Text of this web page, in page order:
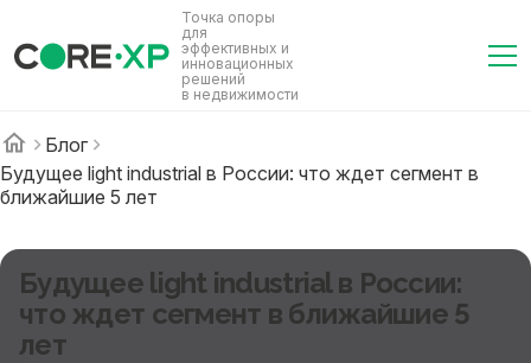
Точка опоры
для
эффективных и
инновационных
решений
в недвижимости
Блог
Будущее light industrial в России: что ждет сегмент в
ближайшие 5 лет
Будущее light industrial в России:
что ждет сегмент в ближайшие 5
лет